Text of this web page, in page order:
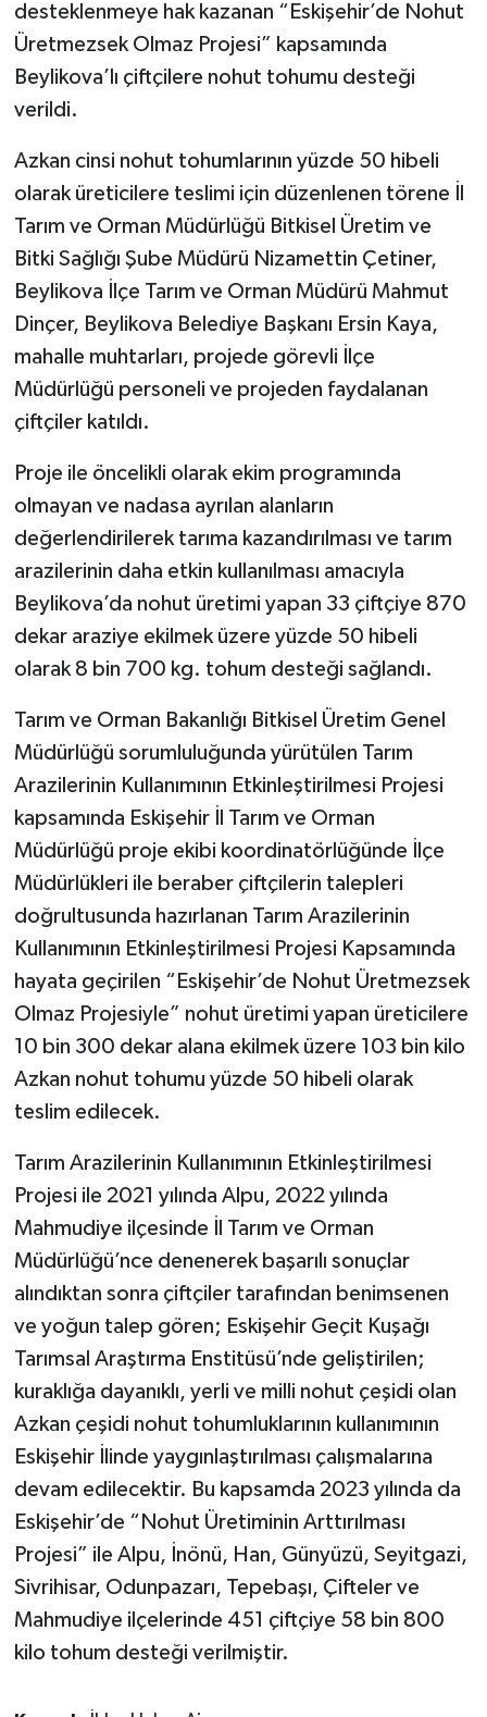
desteklenmeye hak kazanan “Eskişehir’de Nohut
Üretmezsek Olmaz Projesi” kapsamında
Beylikova’lı çiftçilere nohut tohumu desteği
verildi.
Azkan cinsi nohut tohumlarının yüzde 50 hibeli
olarak üreticilere teslimi için düzenlenen törene İl
Tarım ve Orman Müdürlüğü Bitkisel Üretim ve
Bitki Sağlığı Şube Müdürü Nizamettin Çetiner,
Beylikova İlçe Tarım ve Orman Müdürü Mahmut
Dinçer, Beylikova Belediye Başkanı Ersin Kaya,
mahalle muhtarları, projede görevli İlçe
Müdürlüğü personeli ve projeden faydalanan
çiftçiler katıldı.
Proje ile öncelikli olarak ekim programında
olmayan ve nadasa ayrılan alanların
değerlendirilerek tarıma kazandırılması ve tarım
arazilerinin daha etkin kullanılması amacıyla
Beylikova’da nohut üretimi yapan 33 çiftçiye 870
dekar araziye ekilmek üzere yüzde 50 hibeli
olarak 8 bin 700 kg. tohum desteği sağlandı.
Tarım ve Orman Bakanlığı Bitkisel Üretim Genel
Müdürlüğü sorumluluğunda yürütülen Tarım
Arazilerinin Kullanımının Etkinleştirilmesi Projesi
kapsamında Eskişehir İl Tarım ve Orman
Müdürlüğü proje ekibi koordinatörlüğünde İlçe
Müdürlükleri ile beraber çiftçilerin talepleri
doğrultusunda hazırlanan Tarım Arazilerinin
Kullanımının Etkinleştirilmesi Projesi Kapsamında
hayata geçirilen “Eskişehir’de Nohut Üretmezsek
Olmaz Projesiyle” nohut üretimi yapan üreticilere
10 bin 300 dekar alana ekilmek üzere 103 bin kilo
Azkan nohut tohumu yüzde 50 hibeli olarak
teslim edilecek.
Tarım Arazilerinin Kullanımının Etkinleştirilmesi
Projesi ile 2021 yılında Alpu, 2022 yılında
Mahmudiye ilçesinde İl Tarım ve Orman
Müdürlüğü’nce denenerek başarılı sonuçlar
alındıktan sonra çiftçiler tarafından benimsenen
ve yoğun talep gören; Eskişehir Geçit Kuşağı
Tarımsal Araştırma Enstitüsü’nde geliştirilen;
kuraklığa dayanıklı, yerli ve milli nohut çeşidi olan
Azkan çeşidi nohut tohumluklarının kullanımının
Eskişehir İlinde yaygınlaştırılması çalışmalarına
devam edilecektir. Bu kapsamda 2023 yılında da
Eskişehir’de “Nohut Üretiminin Arttırılması
Projesi” ile Alpu, İnönü, Han, Günyüzü, Seyitgazi,
Sivrihisar, Odunpazarı, Tepebaşı, Çifteler ve
Mahmudiye ilçelerinde 451 çiftçiye 58 bin 800
kilo tohum desteği verilmiştir.